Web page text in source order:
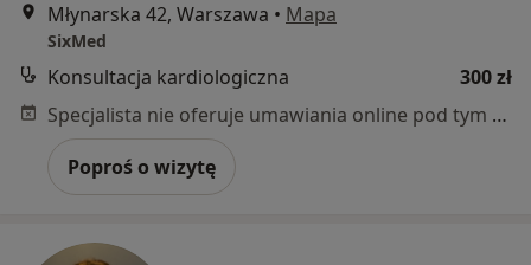
Młynarska 42, Warszawa • Mapa
SixMed
Konsultacja kardiologiczna
300 zł
Specjalista nie oferuje umawiania online pod tym adresem.
Poproś o wizytę